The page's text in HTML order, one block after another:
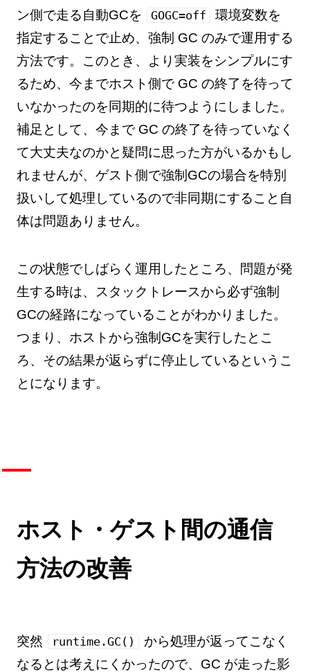
ン側で走る自動GCを
GOGC=off
環境変数を
指定することで止め、強制 GC のみで運用する
方法です。このとき、より実装をシンプルにす
るため、今までホスト側で GC の終了を待って
いなかったのを同期的に待つようにしました。
補足として、今まで GC の終了を待っていなく
て大丈夫なのかと疑問に思った方がいるかもし
れませんが、ゲスト側で強制GCの場合を特別
扱いして処理しているので非同期にすること自
体は問題ありません。
この状態でしばらく運用したところ、問題が発
生する時は、スタックトレースから必ず強制
GCの経路になっていることがわかりました。
つまり、ホストから強制GCを実行したとこ
ろ、その結果が返らずに停止しているというこ
とになります。
ホスト・ゲスト間の通信
方法の改善
突然 runtime.GC()
から処理が返ってこなく
なるとは考えにくかったので、GC が走った影